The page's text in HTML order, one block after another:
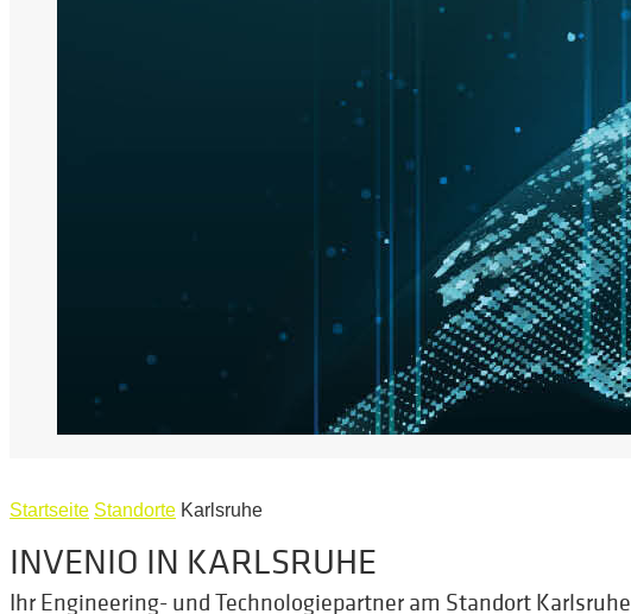
Startseite Standorte Karlsruhe
INVENIO IN KARLSRUHE
Ihr Engineering- und Technologiepartner am Standort Karlsruhe